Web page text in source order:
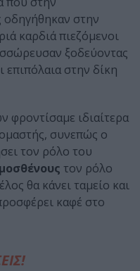
οδηγήθηκαν στην
καρδιά πιεζόμενοι
ξοδεύοντας
επιπόλαια στην δίκη
ιδιαίτερα
συνεπώς ο
τον ρόλο του
τον ρόλο
θα κάνει ταμείο και
καφέ στο